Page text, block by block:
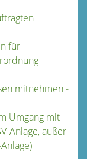
für
mitnehmen -
Umgang mit
Anlage, außer